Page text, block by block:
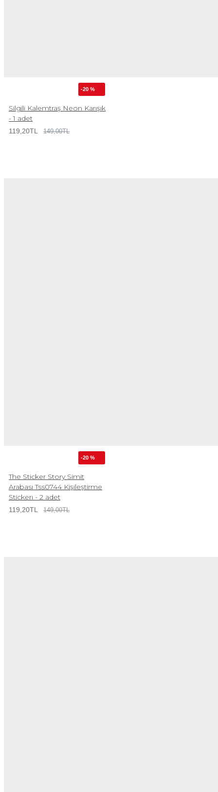
-20 %
Silgili Kalemtraş Neon Karışık
- 1 adet
119,20TL 149,00TL
-20 %
The Sticker Story Simit
Arabası Tss0744 Kişileştirme
Stickerı - 2 adet
119,20TL 149,00TL